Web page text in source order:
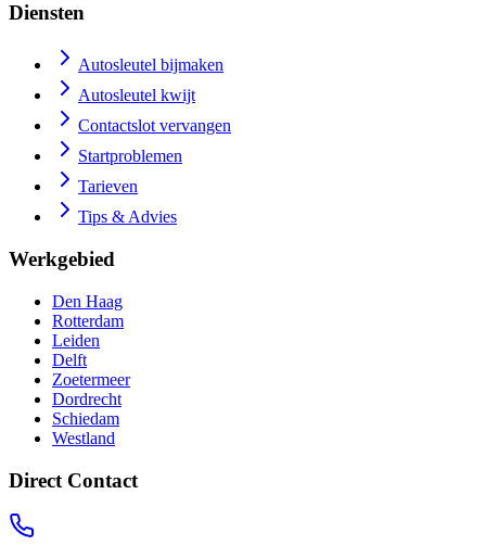
Diensten
Autosleutel bijmaken
Autosleutel kwijt
Contactslot vervangen
Startproblemen
Tarieven
Tips & Advies
Werkgebied
Den Haag
Rotterdam
Leiden
Delft
Zoetermeer
Dordrecht
Schiedam
Westland
Direct Contact